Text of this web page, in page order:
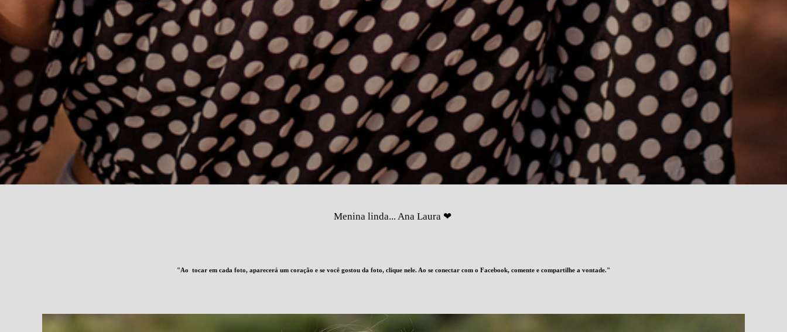
Menina linda... Ana Laura ❤
"Ao tocar em cada foto, aparecerá um coração e se você gostou da foto, clique nele. Ao se conectar com o Facebook, comente e compartilhe a vontade."